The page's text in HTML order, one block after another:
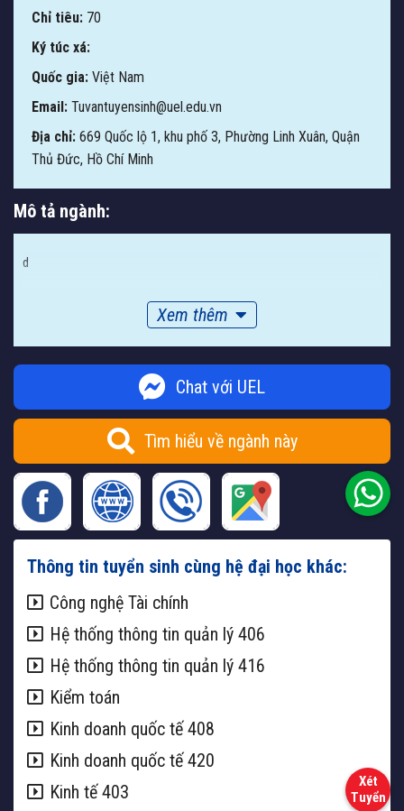
Chỉ tiêu: 70
Ký túc xá:
Quốc gia: Việt Nam
Email: Tuvantuyensinh@uel.edu.vn
Địa chỉ: 669 Quốc lộ 1, khu phố 3, Phường Linh Xuân, Quận
Thủ Đức, Hồ Chí Minh
Mô tả ngành:
d
Xem thêm
Chat với UEL
Tìm hiểu về ngành này
Thông tin tuyển sinh cùng hệ đại học khác:
Công nghệ Tài chính
Hệ thống thông tin quản lý 406
Hệ thống thông tin quản lý 416
Kiểm toán
Kinh doanh quốc tế 408
Kinh doanh quốc tế 420
Kinh tế 403